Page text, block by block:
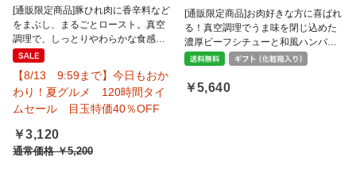
[通販限定商品]豚ひれ肉に香辛料など
をまぶし、まるごとロースト。真空
調理で、しっとりやわらかな食感に
仕上げました。
【8/13 9:59まで】今日もおか
わり！夏グルメ 120時間タイ
ムセール 目玉特価40％OFF
￥3,120
通常価格￥5,200
[通販限定商品]お肉好きな方に喜ばれ
る！真空調理でうま味を閉じ込めた
濃厚ビーフシチューと和風ハンバー
グのセットです。
￥5,640